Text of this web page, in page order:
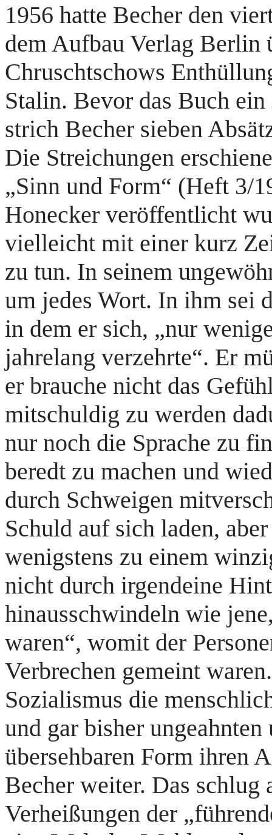
1956 hatte Becher den
dem Aufbau Verlag Berlin
Chruschtschows
Stalin. Bevor das Buch
strich Becher sieben
Die Streichungen
„Sinn und Form“ (Heft 3/
Honecker veröffentlicht
vielleicht mit einer kurz
zu tun. In seinem
um jedes Wort. In ihm sei
in dem er sich, „nur
jahrelang verzehrte“. Er
er brauche nicht das
mitschuldig zu werden
nur noch die Sprache zu
beredt zu machen und
durch Schweigen
Schuld auf sich laden,
wenigstens zu einem
nicht durch irgendeine
hinausschwindeln wie
waren“, womit der
Verbrechen gemeint
Sozialismus die
und gar bisher
übersehbaren Form ihren
Becher weiter. Das schlug
Verheißungen der